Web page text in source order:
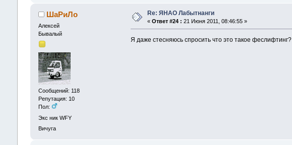
ШаРиЛо
Алексей
Бывалый
Сообщений: 118
Репутация: 10
Пол:
Экс ник WFY
Вичуга
Re: ЯНАО Лабытнанги
« Ответ #24 : 21 Июня 2011, 08:46:55 »
Я даже стесняюсь спросить что это такое феслифтинг?